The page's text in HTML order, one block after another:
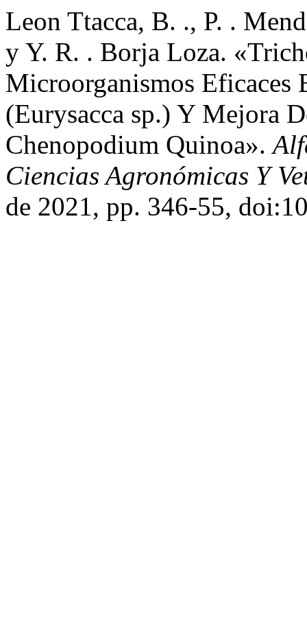
Leon Ttacca, B. ., P. .
y Y. R. . Borja Loza.
Microorganismos
(Eurysacca sp.) Y Mejora
Chenopodium Quinoa».
Ciencias Agronómicas Y
de 2021, pp. 346-55,